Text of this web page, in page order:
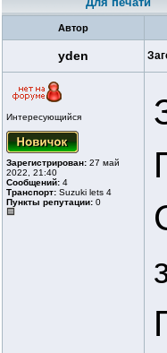
Автор
yden
Интересующийся
Зарегистрирован: 27 май
2022, 21:40
Сообщений: 4
Транспорт: Suzuki lets 4
Пункты репутации: 0